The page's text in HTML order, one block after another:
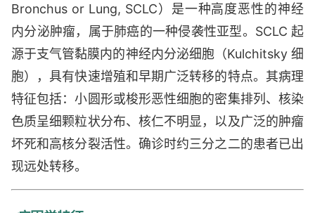
Bronchus or Lung, SCLC）是一种高度恶性的神经
内分泌肿瘤，属于肺癌的一种侵袭性亚型。SCLC 起
源于支气管黏膜内的神经内分泌细胞（Kulchitsky 细
胞），具有快速增殖和早期广泛转移的特点。其病理
特征包括：小圆形或梭形恶性细胞的密集排列、核染
色质呈细颗粒状分布、核仁不明显，以及广泛的肿瘤
坏死和高核分裂活性。确诊时约三分之二的患者已出
现远处转移。